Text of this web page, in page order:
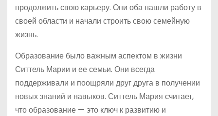
продолжить свою карьеру. Они оба нашли работу в
своей области и начали строить свою семейную
жизнь.
Образование было важным аспектом в жизни
Ситтель Марии и ее семьи. Они всегда
поддерживали и поощряли друг друга в получении
новых знаний и навыков. Ситтель Мария считает,
что образование — это ключ к развитию и